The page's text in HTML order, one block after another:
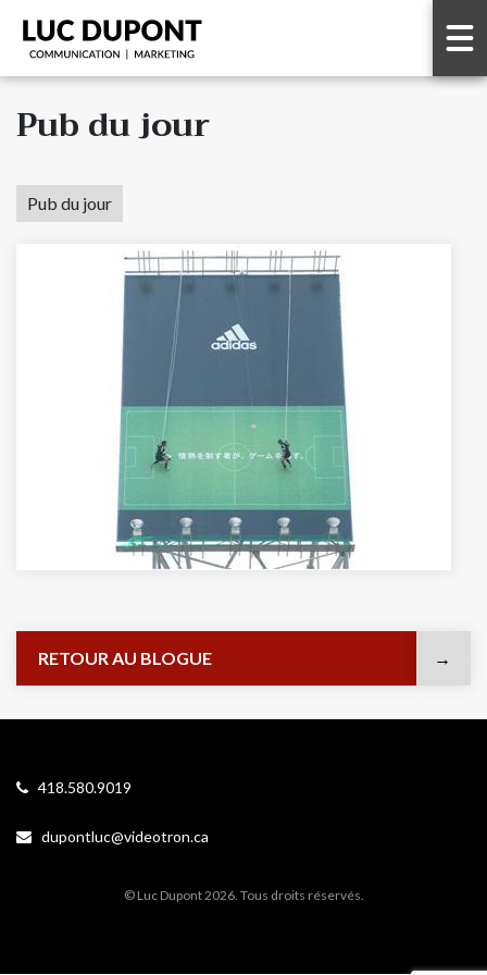
Pub du jour
Pub du jour
RETOUR AU BLOGUE
418.580.9019
dupontluc@videotron.ca
© Luc Dupont 2026. Tous droits réservés.